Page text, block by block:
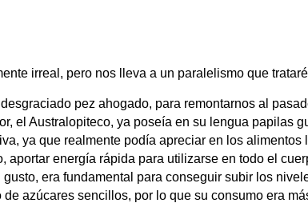
irreal, pero nos lleva a un paralelismo que
pez ahogado, para remontarnos al
el Australopiteco, ya poseía en su lengua papilas
ya que realmente podía apreciar en los
aportar energía rápida para utilizarse en todo el
era fundamental para conseguir subir los
azúcares sencillos, por lo que su consumo era